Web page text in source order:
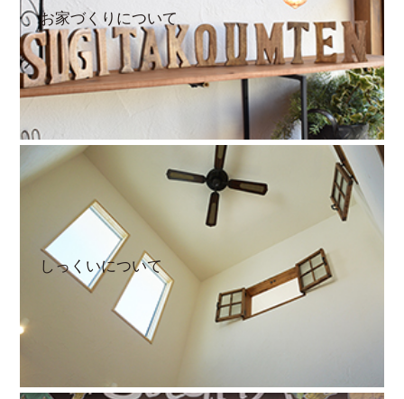
お家づくりについて
しっくいについて